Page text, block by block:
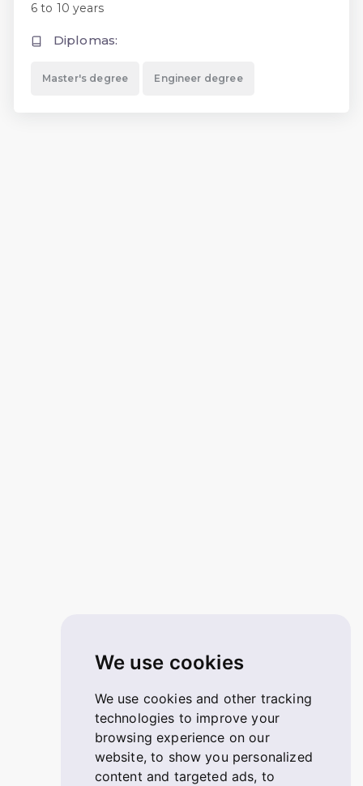
We use cookies
We use cookies and other tracking
technologies to improve your
browsing experience on our
website, to show you personalized
content and targeted ads, to
6 to 10 years
Diplomas:
Master's degree Engineer degree